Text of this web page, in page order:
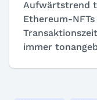
Aufwärtstrend
Ethereum-
immer